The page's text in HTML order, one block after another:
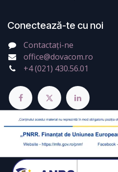
Conectează-te cu noi
Contactați-ne
office@dovacom.ro
+4 (021) 430.56.01